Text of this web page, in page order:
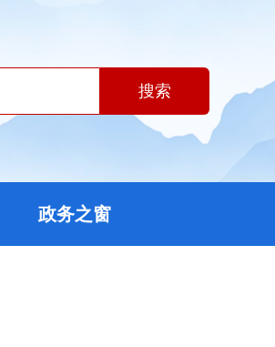
搜索
政务之窗